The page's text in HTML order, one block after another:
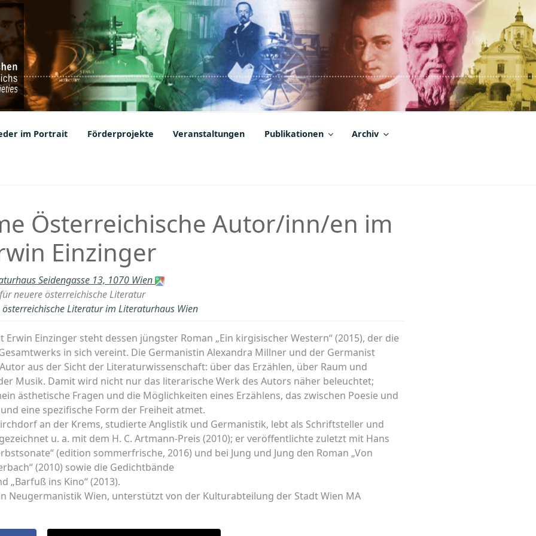
Societies
im Portrait Förderprojekte Veranstaltungen Publikationen Archiv
Österreichische Autor/inn/en im
Einzinger
Seidengasse 13, 1070 Wien
neuere österreichische Literatur
Literatur im Literaturhaus Wien
Einzinger steht dessen jüngster Roman „Ein kirgisischer Western“ (2015), der die
in sich vereint. Die Germanistin Alexandra Millner und der Germanist
aus der Sicht der Literaturwissenschaft: über das Erzählen, über Raum und
Musik. Damit wird nicht nur das literarische Werk des Autors näher beleuchtet;
ästhetische Fragen und die Möglichkeiten eines Erzählens, das zwischen Poesie und
eine spezifische Form der Freiheit atmet.
an der Krems, studierte Anglistik und Germanistik, lebt als Schriftsteller und
u. a. mit dem H. C. Artmann-Preis (2010); er veröffentlichte zuletzt mit Hans
(edition sommerfrische, 2016) und bei Jung und Jung den Roman „Von
(2010) sowie die Gedichtbände
„Barfuß ins Kino“ (2013).
Neugermanistik Wien, unterstützt von der Kulturabteilung der Stadt Wien MA